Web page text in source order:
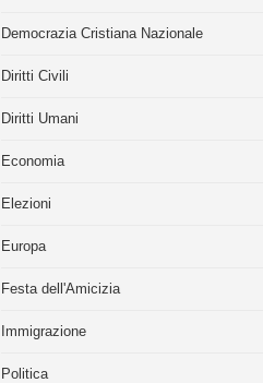
Democrazia Cristiana Nazionale
Diritti Civili
Diritti Umani
Economia
Elezioni
Europa
Festa dell'Amicizia
Immigrazione
Politica